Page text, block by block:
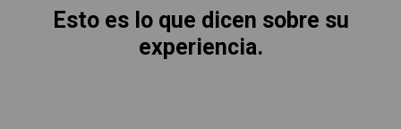
Esto es lo que dicen sobre su
experiencia.